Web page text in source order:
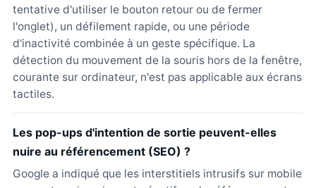
tentative d'utiliser le bouton retour ou de fermer
l'onglet), un défilement rapide, ou une période
d'inactivité combinée à un geste spécifique. La
détection du mouvement de la souris hors de la fenêtre,
courante sur ordinateur, n'est pas applicable aux écrans
tactiles.
Les pop-ups d'intention de sortie peuvent-elles
nuire au référencement (SEO) ?
Google a indiqué que les interstitiels intrusifs sur mobile